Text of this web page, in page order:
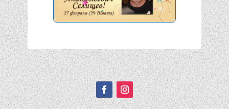
Подписывайтесь!